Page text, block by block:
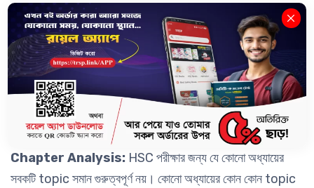
Board Analysis :যেখানে বিগত বছরের প্রশ্নগুলো Analysis
করে অধ্যায়টি সৃজনশীল ও বহুনির্বাচনি প্রশ্নের জন্য কতটা গুরুত্বপূর্ণ তা
উল্লেখ করা হয়েছে। অধ্যায়টি থেকে HSC পরীক্ষায় সচরাচর কতটি
বহুনির্বাচনি ও কতটি সৃজনশীল প্রশ্ন এসে থাকে তার একটি চিত্র তুলে ধরা
হয়েছে; যা দেখে তুমি ধারণা পেতে পারো তোমাদের HSC পরীক্ষায় অধ্যায়টি
থেকে কতটি MCQ ও CQ আসতে পারে।
Chapter Analysis: HSC পরীক্ষার জন্য যে কোনো অধ্যায়ের
সবকটি topic সমান গুরুত্বপূর্ণ নয়। কোনো অধ্যায়ের কোন কোন topic